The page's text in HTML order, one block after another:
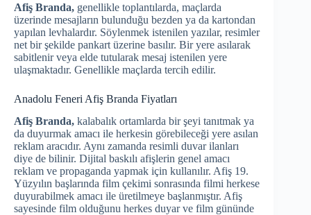
Afiş Branda, genellikle toplantılarda, maçlarda
üzerinde mesajların bulunduğu bezden ya da kartondan
yapılan levhalardır. Söylenmek istenilen yazılar, resimler
net bir şekilde pankart üzerine basılır. Bir yere asılarak
sabitlenir veya elde tutularak mesaj istenilen yere
ulaşmaktadır. Genellikle maçlarda tercih edilir.
Anadolu Feneri Afiş Branda Fiyatları
Afiş Branda, kalabalık ortamlarda bir şeyi tanıtmak ya
da duyurmak amacı ile herkesin görebileceği yere asılan
reklam aracıdır. Aynı zamanda resimli duvar ilanları
diye de bilinir. Dijital baskılı afişlerin genel amacı
reklam ve propaganda yapmak için kullanılır. Afiş 19.
Yüzyılın başlarında film çekimi sonrasında filmi herkese
duyurabilmek amacı ile üretilmeye başlanmıştır. Afiş
sayesinde film olduğunu herkes duyar ve film gününde